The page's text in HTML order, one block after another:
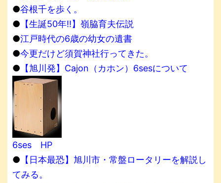
●谷根千を歩く。
● 【生誕50年!!】嶺脇育夫伝説
●江戸時代の6歳の幼女の遺書
●今更だけど須賀神社行ってきた。
● 【旭川発】Cajon（カホン）6sesについて
6ses HP
● 【日本最恐】旭川市・常盤ロータリーを解説し
てみる。